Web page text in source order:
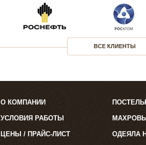
ВСЕ КЛИЕНТЫ
О КОМПАНИИ
УСЛОВИЯ РАБОТЫ
ЦЕНЫ / ПРАЙС-ЛИСТ ОДЕЯЛА